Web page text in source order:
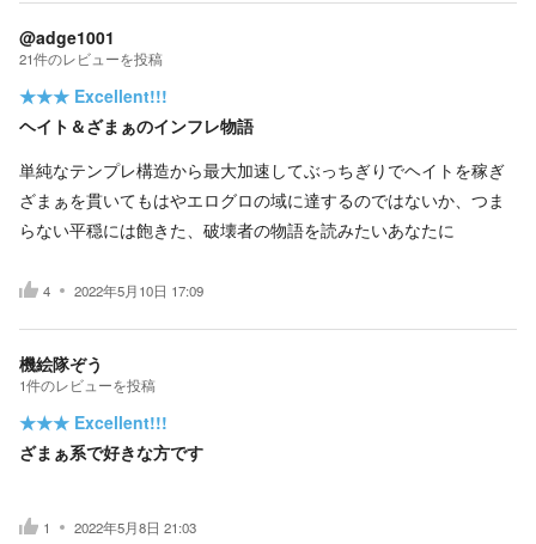
@adge1001
21件のレビューを投稿
★★★ Excellent!!!
ヘイト＆ざまぁのインフレ物語
単純なテンプレ構造から最大加速してぶっちぎりでヘイトを稼ぎ
ざまぁを貫いてもはやエログロの域に達するのではないか、つま
らない平穏には飽きた、破壊者の物語を読みたいあなたに
4 2022年5月10日 17:09
機絵隊ぞう
1件のレビューを投稿
★★★ Excellent!!!
ざまぁ系で好きな方です
1 2022年5月8日 21:03